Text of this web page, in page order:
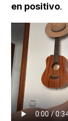
en positivo.